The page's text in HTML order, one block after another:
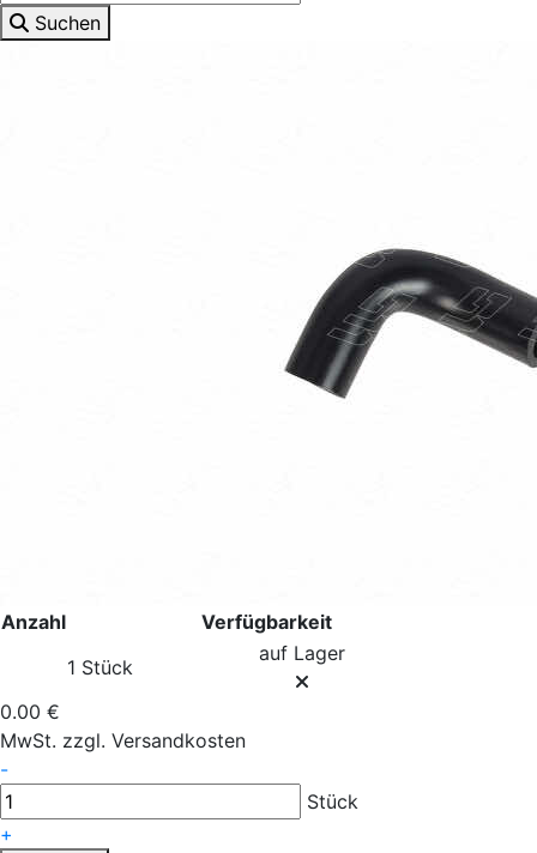
Suchen
Anzahl
Verfügbarkeit
1 Stück
auf Lager
0.00 €
MwSt. zzgl. Versandkosten
-
Stück
+